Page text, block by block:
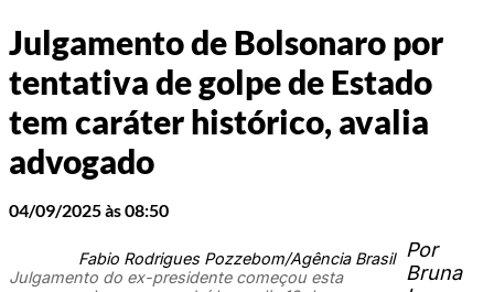
Julgamento de Bolsonaro por
tentativa de golpe de Estado
tem caráter histórico, avalia
advogado
04/09/2025 às 08:50
Fabio Rodrigues Pozzebom/Agência Brasil
Julgamento do ex-presidente começou esta
Por
Bruna